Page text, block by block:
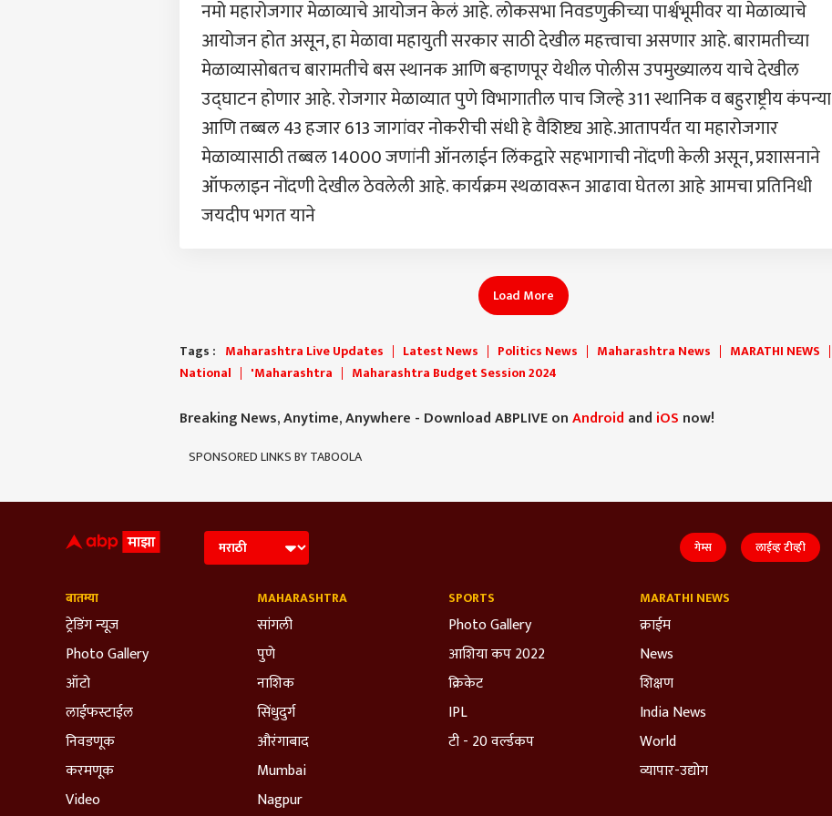
नमो महारोजगार मेळाव्याचे आयोजन केलं आहे. लोकसभा निवडणुकीच्या पार्श्वभूमीवर या मेळाव्याचे
आयोजन होत असून, हा मेळावा महायुती सरकार साठी देखील महत्त्वाचा असणार आहे. बारामतीच्या
मेळाव्यासोबतच बारामतीचे बस स्थानक आणि बऱ्हाणपूर येथील पोलीस उपमुख्यालय याचे देखील
उद्घाटन होणार आहे. रोजगार मेळाव्यात पुणे विभागातील पाच जिल्हे 311 स्थानिक व बहुराष्ट्रीय कंपन्या
आणि तब्बल 43 हजार 613 जागांवर नोकरीची संधी हे वैशिष्ट्य आहे.आतापर्यंत या महारोजगार
मेळाव्यासाठी तब्बल 14000 जणांनी ऑनलाईन लिंकद्वारे सहभागाची नोंदणी केली असून, प्रशासनाने
ऑफलाइन नोंदणी देखील ठेवलेली आहे. कार्यक्रम स्थळावरून आढावा घेतला आहे आमचा प्रतिनिधी
जयदीप भगत याने
Load More
Tags : Maharashtra Live Updates Latest News Politics News Maharashtra News
MARATHI NEWS
National
'Maharashtra Maharashtra Budget Session 2024
Breaking News, Anytime, Anywhere - Download ABPLIVE onAndroid and iOS now!
SPONSORED LINKS BY TABOOLA
गेम्स लाईव्ह टीव्ही
बातम्या
ट्रेडिंग न्यूज
Photo Gallery
ऑटो
लाईफस्टाईल
निवडणूक
करमणूक
Video
MAHARASHTRA
सांगली
पुणे
नाशिक
सिंधुदुर्ग
औरंगाबाद
Mumbai
Nagpur
SPORTS
Photo Gallery
आशिया कप 2022
क्रिकेट
IPL
टी - 20 वर्ल्डकप
MARATHI NEWS
क्राईम
News
शिक्षण
India News
World
व्यापार-उद्योग